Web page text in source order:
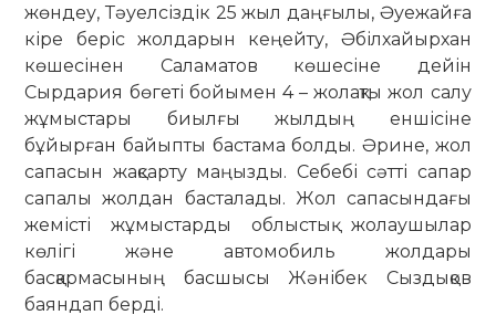
жөндеу, Тәуелсіздік 25 жыл даңғылы, Әуежайға
кіре беріс жолдарын кеңейту, Әбілхайырхан
көшесінен Саламатов көшесіне дейін
Сырдария бөгеті бойымен 4 – жолақты жол салу
жұмыстары биылғы жылдың еншісіне
бұйырған байыпты бастама болды. Әрине, жол
сапасын жақсарту маңызды. Себебі сәтті сапар
сапалы жолдан басталады. Жол сапасындағы
жемісті жұмыстарды облыстық жолаушылар
көлігі және автомобиль жолдары
басқармасының басшысы Жәнібек Сыздықов
баяндап берді.